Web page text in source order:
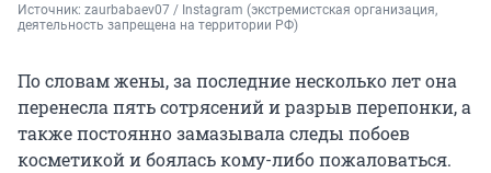
Источник: zaurbabaev07 / Instagram (экстремистская организация,
деятельность запрещена на территории РФ)
По словам жены, за последние несколько лет она
перенесла пять сотрясений и разрыв перепонки, а
также постоянно замазывала следы побоев
косметикой и боялась кому-либо пожаловаться.